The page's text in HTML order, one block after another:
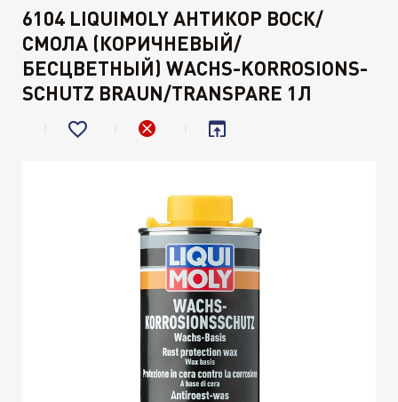
6104 LIQUIMOLY АНТИКОР ВОСК/
СМОЛА (КОРИЧНЕВЫЙ/
БЕСЦВЕТНЫЙ) WACHS-KORROSIONS-
SCHUTZ BRAUN/TRANSPARE 1Л